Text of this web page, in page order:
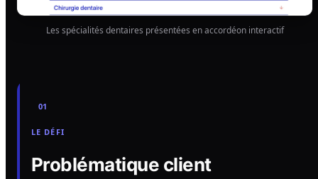
Les spécialités dentaires présentées en accordéon interactif
01
LE DÉFI
Problématique client